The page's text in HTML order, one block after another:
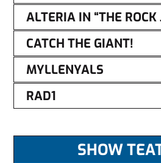
ALTERIA IN “THE ROCK
CATCH THE GIANT!
MYLLENYALS
RAD1
SHOW